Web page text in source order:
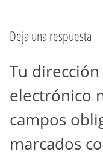
Deja una respuesta
Tu
electrónico
campos
marcados